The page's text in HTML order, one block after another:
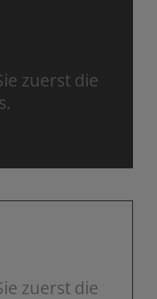
zuerst die
zuerst die